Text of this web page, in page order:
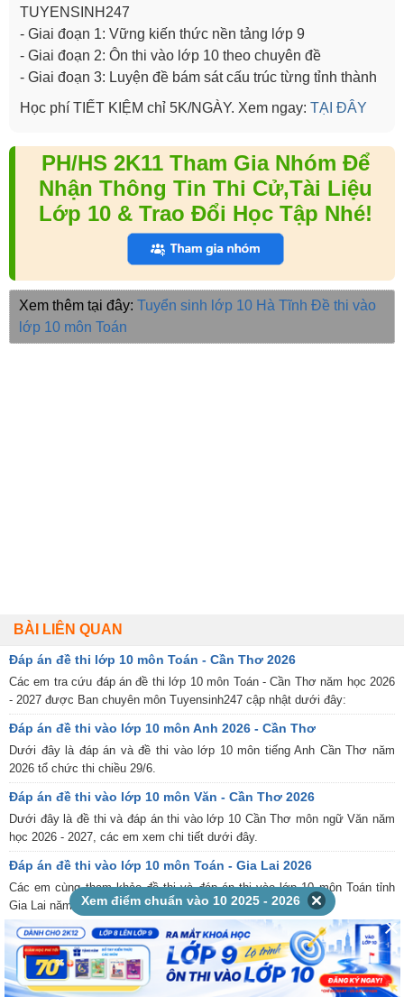
TUYENSINH247
- Giai đoạn 1: Vững kiến thức nền tảng lớp 9
- Giai đoạn 2: Ôn thi vào lớp 10 theo chuyên đề
- Giai đoạn 3: Luyện đề bám sát cấu trúc từng tỉnh thành
Học phí TIẾT KIỆM chỉ 5K/NGÀY. Xem ngay: TẠI ĐÂY
PH/HS 2K11 Tham Gia Nhóm Để
Nhận Thông Tin Thi Cử,Tài Liệu
Lớp 10 & Trao Đổi Học Tập Nhé!
Xem thêm tại đây: Tuyển sinh lớp 10 Hà Tĩnh Đề thi vào
lớp 10 môn Toán
BÀI LIÊN QUAN
Đáp án đề thi lớp 10 môn Toán - Cần Thơ 2026
Các em tra cứu đáp án đề thi lớp 10 môn Toán - Cần Thơ năm học 2026
- 2027 được Ban chuyên môn Tuyensinh247 cập nhật dưới đây:
Đáp án đề thi vào lớp 10 môn Anh 2026 - Cần Thơ
Dưới đây là đáp án và đề thi vào lớp 10 môn tiếng Anh Cần Thơ năm
2026 tổ chức thi chiều 29/6.
Đáp án đề thi vào lớp 10 môn Văn - Cần Thơ 2026
Dưới đây là đề thi và đáp án thi vào lớp 10 Cần Thơ môn ngữ Văn năm
học 2026 - 2027, các em xem chi tiết dưới đây.
Đáp án đề thi vào lớp 10 môn Toán - Gia Lai 2026
Các em cùng tham khảo đề thi và đáp án thi vào lớp 10 môn Toán tỉnh
Gia Lai năm học 2026 - 2027 được tổ chức thi sáng 28/6.
Xem điểm chuẩn vào 10 2025 - 2026